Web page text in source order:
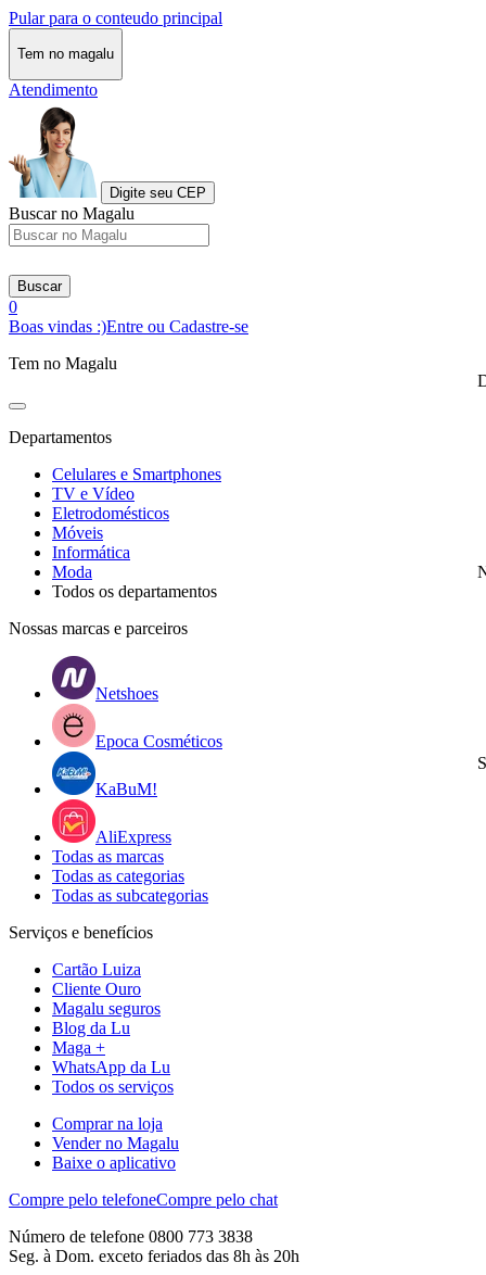
Pular para o conteudo principal
Tem no magalu
Atendimento
Digite seu CEP
Buscar no Magalu
Buscar
0
Boas vindas :)Entre ou Cadastre-se
Tem no Magalu
Departamentos
Celulares e Smartphones
TV e Vídeo
Eletrodomésticos
Móveis
Informática
Moda
Todos os departamentos
Nossas marcas e parceiros
Netshoes
Epoca Cosméticos
KaBuM!
AliExpress
Todas as marcas
Todas as categorias
Todas as subcategorias
Serviços e benefícios
Cartão Luiza
Cliente Ouro
Magalu seguros
Blog da Lu
Maga +
WhatsApp da Lu
Todos os serviços
Comprar na loja
Vender no Magalu
Baixe o aplicativo
Compre pelo telefoneCompre pelo chat
Número de telefone 0800 773 3838
Seg. à Dom. exceto feriados das 8h às 20h